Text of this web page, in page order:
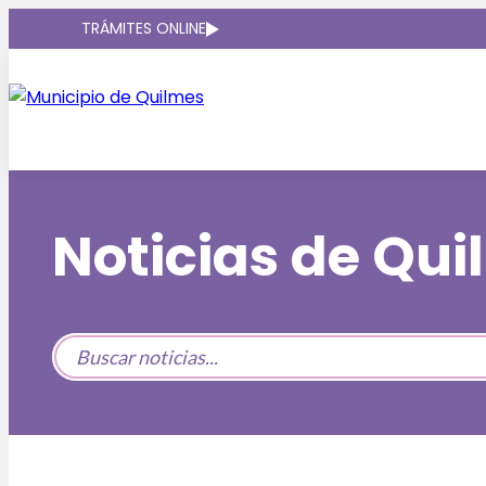
TRÁMITES ONLINE
Noticias de